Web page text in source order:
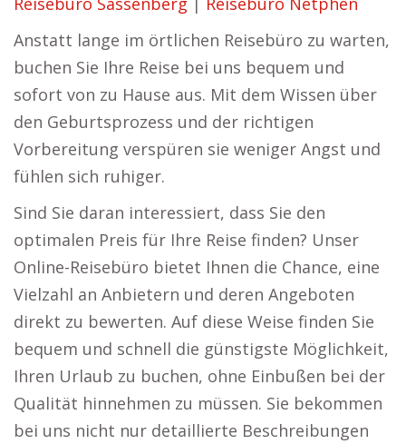
Anstatt lange im örtlichen Reisebüro zu warten,
buchen Sie Ihre Reise bei uns bequem und
sofort von zu Hause aus. Mit dem Wissen über
den Geburtsprozess und der richtigen
Vorbereitung verspüren sie weniger Angst und
fühlen sich ruhiger.
Sind Sie daran interessiert, dass Sie den
optimalen Preis für Ihre Reise finden? Unser
Online-Reisebüro bietet Ihnen die Chance, eine
Vielzahl an Anbietern und deren Angeboten
direkt zu bewerten. Auf diese Weise finden Sie
bequem und schnell die günstigste Möglichkeit,
Ihren Urlaub zu buchen, ohne Einbußen bei der
Qualität hinnehmen zu müssen. Sie bekommen
bei uns nicht nur detaillierte Beschreibungen